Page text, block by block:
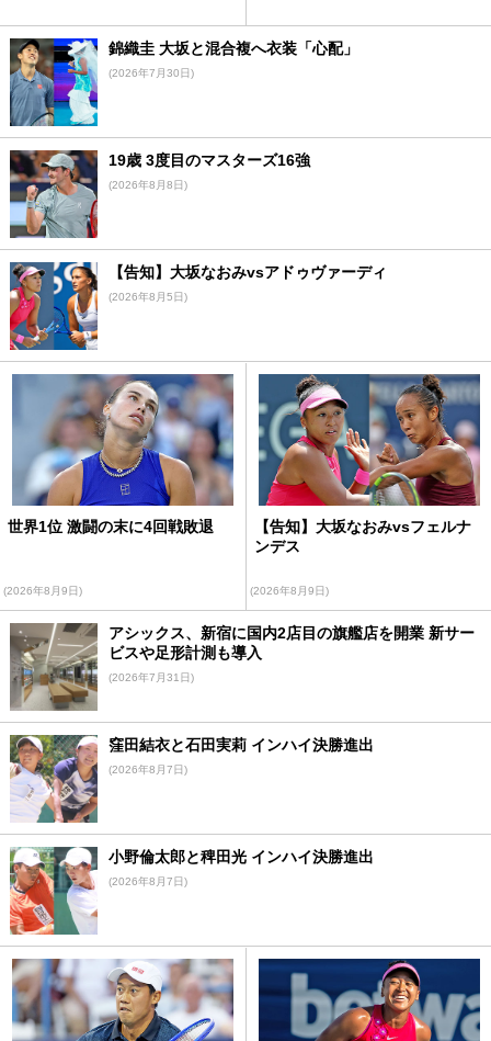
錦織圭 大坂と混合複へ衣装「心配」
(2026年7月30日)
19歳 3度目のマスターズ16強
(2026年8月8日)
【告知】大坂なおみvsアドゥヴァーディ
(2026年8月5日)
世界1位 激闘の末に4回戦敗退
(2026年8月9日)
【告知】大坂なおみvsフェルナ
ンデス
(2026年8月9日)
アシックス、新宿に国内2店目の旗艦店を開業 新サー
ビスや足形計測も導入
(2026年7月31日)
窪田結衣と石田実莉 インハイ決勝進出
(2026年8月7日)
小野倫太郎と稗田光 インハイ決勝進出
(2026年8月7日)